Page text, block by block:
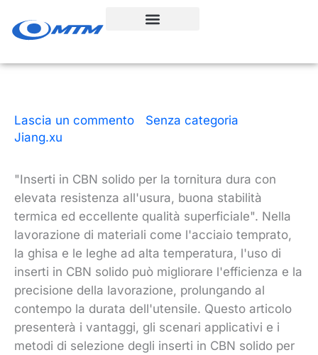
Lascia un commento Senza categoria
Jiang.xu
"Inserti in CBN solido per la tornitura dura con
elevata resistenza all'usura, buona stabilità
termica ed eccellente qualità superficiale". Nella
lavorazione di materiali come l'acciaio temprato,
la ghisa e le leghe ad alta temperatura, l'uso di
inserti in CBN solido può migliorare l'efficienza e la
precisione della lavorazione, prolungando al
contempo la durata dell'utensile. Questo articolo
presenterà i vantaggi, gli scenari applicativi e i
metodi di selezione degli inserti in CBN solido per